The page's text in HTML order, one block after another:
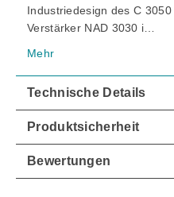
Industriedesign des C
Verstärker NAD 3030 i…
Mehr
Technische Details
Produktsicherheit
Bewertungen